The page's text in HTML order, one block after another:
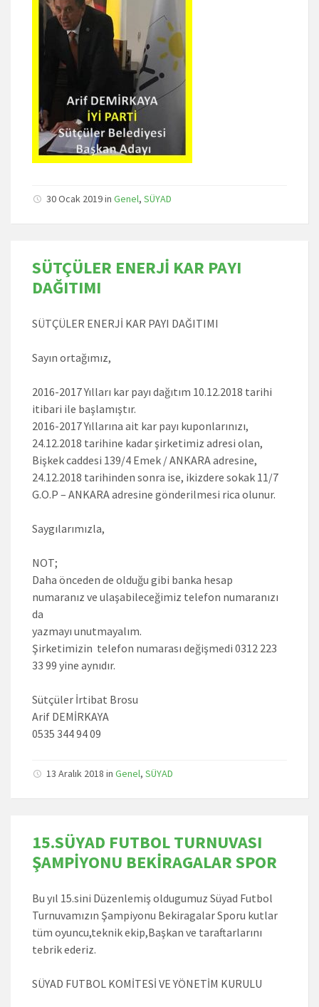
30 Ocak 2019in Genel, SÜYAD
SÜTÇÜLER ENERJİ KAR PAYI
DAĞITIMI
SÜTÇÜLER ENERJİ KAR PAYI DAĞITIMI
Sayın ortağımız,
2016-2017 Yılları kar payı dağıtım 10.12.2018 tarihi
itibari ile başlamıştır.
2016-2017 Yıllarına ait kar payı kuponlarınızı,
24.12.2018 tarihine kadar şirketimiz adresi olan,
Bişkek caddesi 139/4 Emek / ANKARA adresine,
24.12.2018 tarihinden sonra ise, ikizdere sokak 11/7
G.O.P – ANKARA adresine gönderilmesi rica olunur.
Saygılarımızla,
NOT;
Daha önceden de olduğu gibi banka hesap
numaranız ve ulaşabileceğimiz telefon numaranızı
da
yazmayı unutmayalım.
Şirketimizin telefon numarası değişmedi 0312 223
33 99 yine aynıdır.
Sütçüler İrtibat Brosu
Arif DEMİRKAYA
0535 344 94 09
13 Aralık 2018 in Genel, SÜYAD
15.SÜYAD FUTBOL TURNUVASI
ŞAMPİYONU BEKİRAGALAR SPOR
Bu yıl 15.sini Düzenlemiş oldugumuz Süyad Futbol
Turnuvamızın Şampiyonu Bekiragalar Sporu kutlar
tüm oyuncu,teknik ekip,Başkan ve taraftarlarını
tebrik ederiz.
SÜYAD FUTBOL KOMİTESİ VE YÖNETİM KURULU